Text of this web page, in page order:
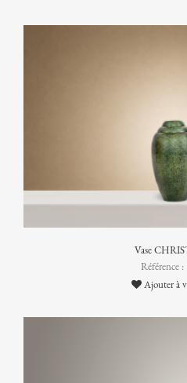
Vase
Référence :
Ajouter à